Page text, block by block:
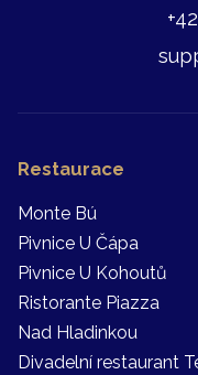
Restaurace
Monte Bú
Pivnice U Čápa
Pivnice U Kohoutů
Ristorante Piazza
Nad Hladinkou
Divadelní restaurant